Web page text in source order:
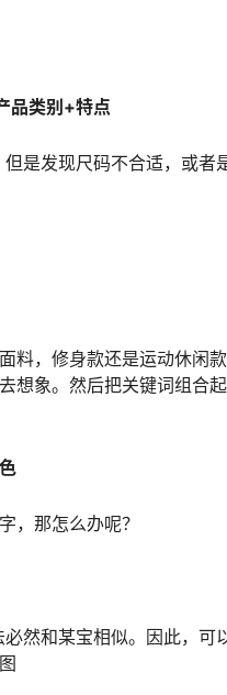
品类别+特点
是发现尺码不合适，或者
料，修身款还是运动休闲
想象。然后把关键词组合
，那怎么办呢？
然和某宝相似。因此，可